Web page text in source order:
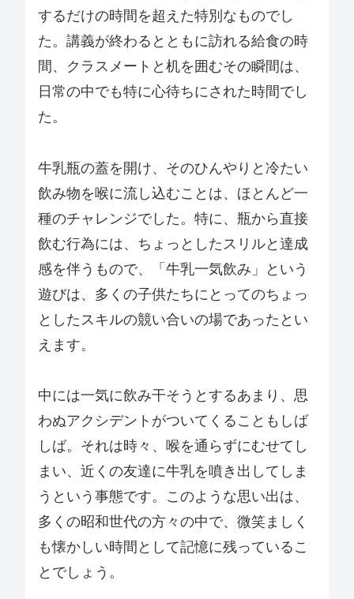
するだけの時間を超えた特別なものでし
た。講義が終わるとともに訪れる給食の時
間、クラスメートと机を囲むその瞬間は、
日常の中でも特に心待ちにされた時間でし
た。
牛乳瓶の蓋を開け、そのひんやりと冷たい
飲み物を喉に流し込むことは、ほとんど一
種のチャレンジでした。特に、瓶から直接
飲む行為には、ちょっとしたスリルと達成
感を伴うもので、「牛乳一気飲み」という
遊びは、多くの子供たちにとってのちょっ
としたスキルの競い合いの場であったとい
えます。
中には一気に飲み干そうとするあまり、思
わぬアクシデントがついてくることもしば
しば。それは時々、喉を通らずにむせてし
まい、近くの友達に牛乳を噴き出してしま
うという事態です。このような思い出は、
多くの昭和世代の方々の中で、微笑ましく
も懐かしい時間として記憶に残っているこ
とでしょう。